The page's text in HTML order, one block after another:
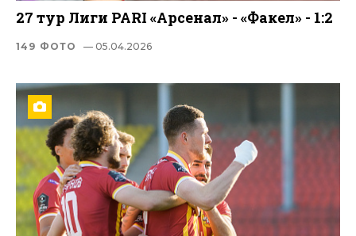
27 тур Лиги PARI «Арсенал» - «Факел» - 1:2
149 ФОТО — 05.04.2026